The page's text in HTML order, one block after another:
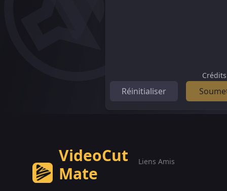
Réinitialiser
Crédits
VideoCut
Mate
Liens Amis